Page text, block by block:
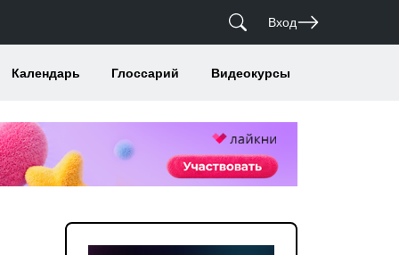
Вход
Календарь Глоссарий Видеокурсы